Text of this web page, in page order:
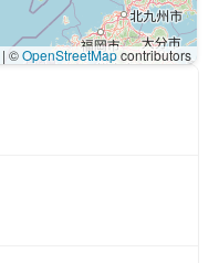
| ©OpenStreetMapcontributors